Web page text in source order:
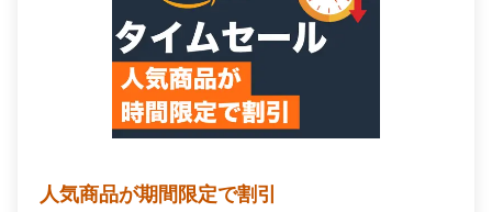
Amazon Music Unlimited